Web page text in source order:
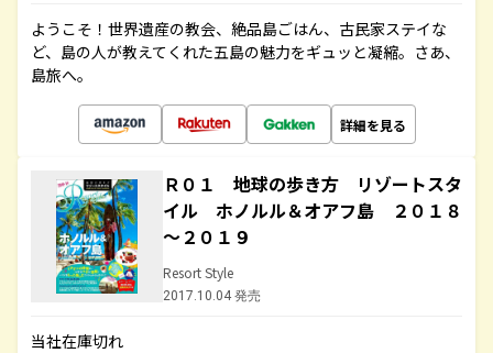
ようこそ！世界遺産の教会、絶品島ごはん、古民家ステイな
ど、島の人が教えてくれた五島の魅力をギュッと凝縮。さあ、
島旅へ。
詳細を見る
Ｒ０１ 地球の歩き方 リゾートスタ
イル ホノルル＆オアフ島 ２０１８
～２０１９
Resort Style
2017.10.04 発売
当社在庫切れ